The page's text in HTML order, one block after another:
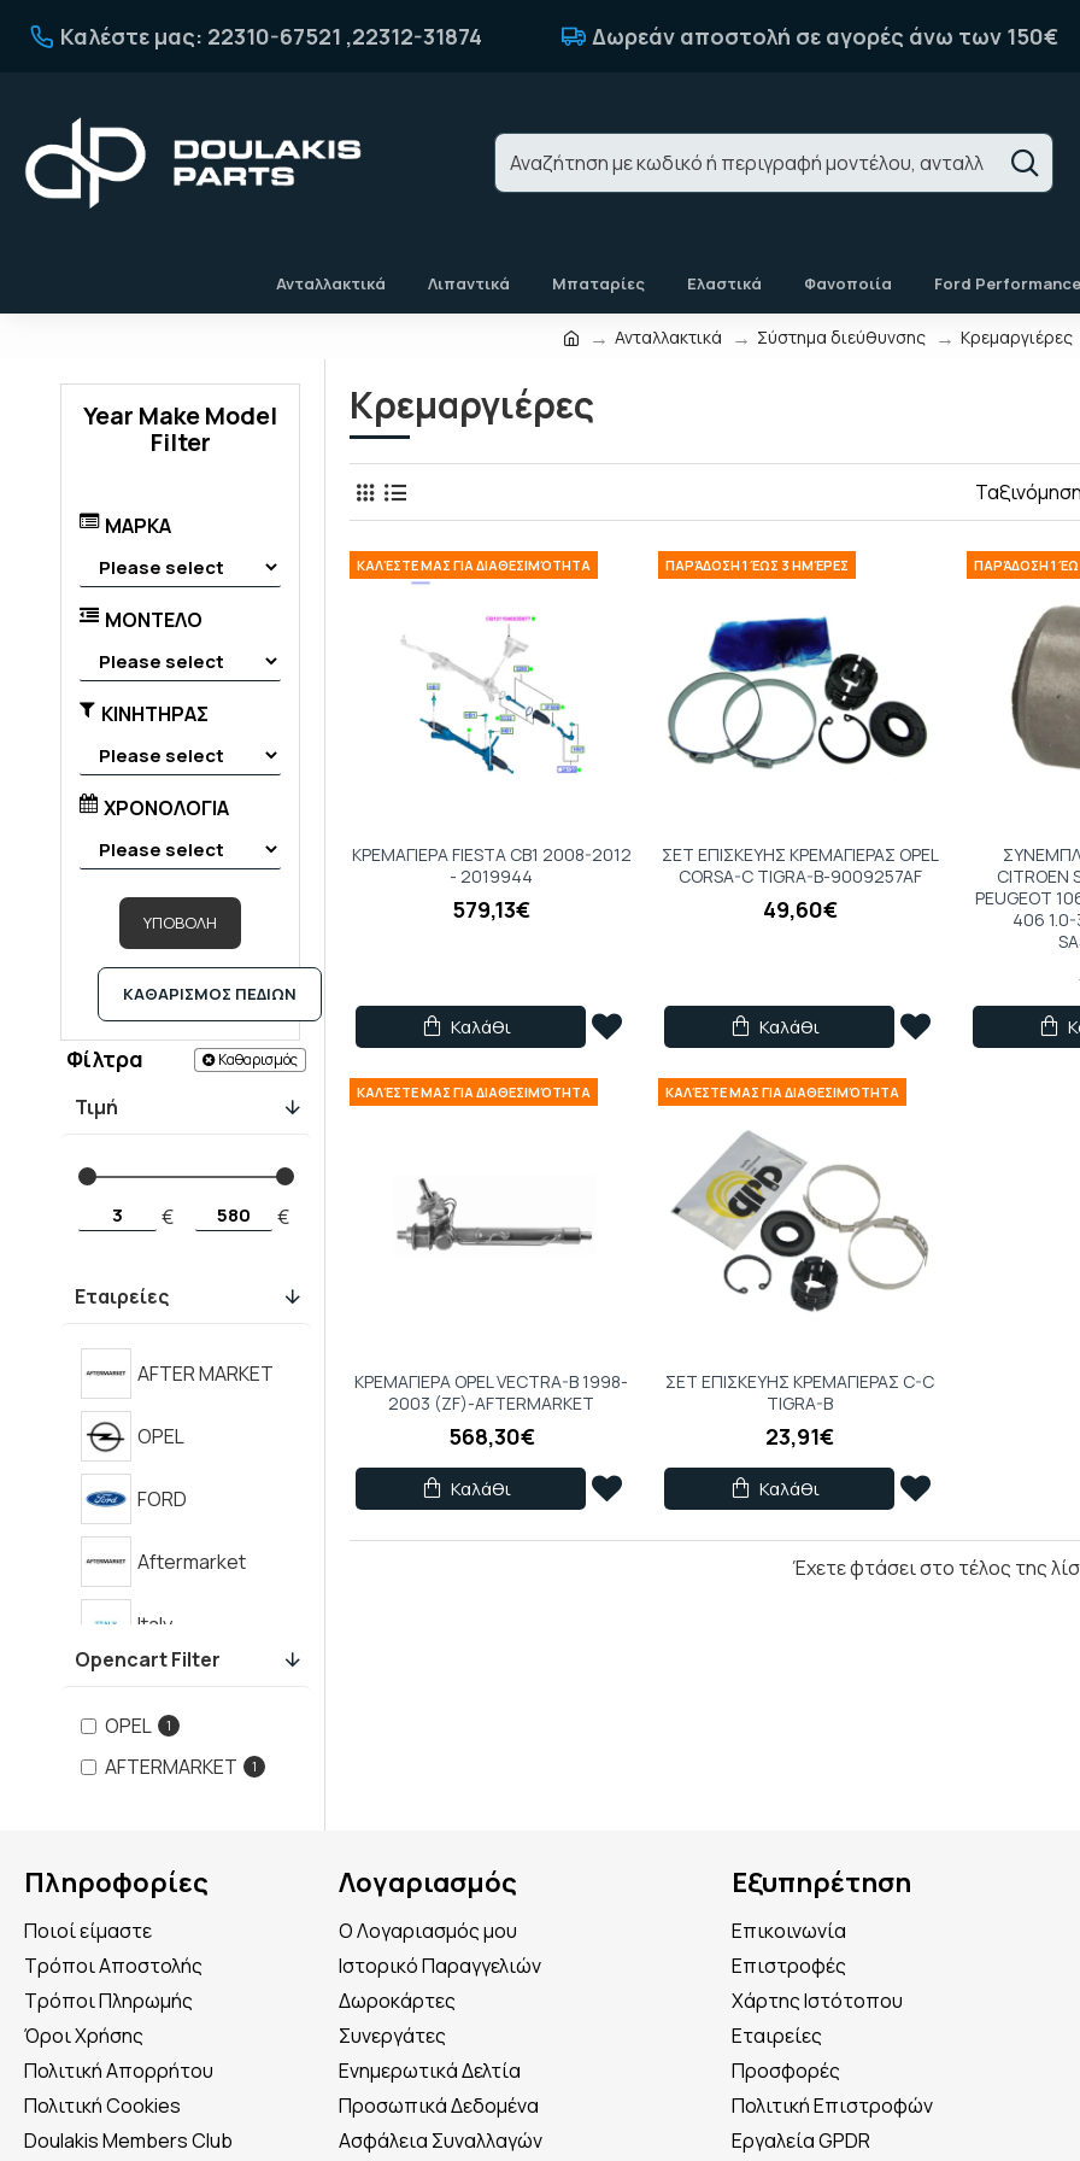
Καλέστε μας: 22310-67521 ,22312-31874 Δωρεάν αποστολή σε αγορές άνω των 150€
Ανταλλακτικά Λιπαντικά Μπαταρίες Ελαστικά Φανοποιία Ford Performance
Ανταλλακτικά Σύστημα διεύθυνσης Κρεμαργιέρες
Year Make Model
Filter
ΜΑΡΚΑ
ΜΟΝΤΕΛΟ
ΚΙΝΗΤΗΡΑΣ
ΧΡΟΝΟΛΟΓΙΑ
ΥΠΟΒΟΛΗ
ΚΑΘΑΡΙΣΜΟΣ ΠΕΔΙΩΝ
Φίλτρα Καθαρισμός
Τιμή
€ €
Εταιρείες
AFTER MARKET
OPEL
FORD
Aftermarket
Italy
Opencart Filter
OPEL 1
AFTERMARKET 1
Κρεμαργιέρες
ΚΑΛΈΣΤΕ ΜΑΣ ΓΙΑ ΔΙΑΘΕΣΙΜΌΤΗΤΑ
ΚΡΕΜΑΓΙΕΡΑ FIESTA CB1 2008-2012
- 2019944
579,13€
Καλάθι
ΠΑΡΆΔΟΣΗ 1 ΈΩΣ 3 ΗΜΈΡΕΣ
ΣET EΠIΣKEYHΣ KPEMAΓIEPAΣ OPEL
CORSA-C TIGRA-B-9009257AF
49,60€
Καλάθι
ΠΑΡΆΔΟΣΗ 1
CITROEN
PEUGEOT
406
ΚΑΛΈΣΤΕ ΜΑΣ ΓΙΑ ΔΙΑΘΕΣΙΜΌΤΗΤΑ
ΚΡΕΜΑΓΙΕΡΑ OPEL VECTRA-B 1998-
2003 (ZF)-AFTERMARKET
568,30€
Καλάθι
ΚΑΛΈΣΤΕ ΜΑΣ ΓΙΑ ΔΙΑΘΕΣΙΜΌΤΗΤΑ
ΣET EΠIΣKEYHΣ KPEMAΓIEPAΣ C-C
TIGRA-B
23,91€
Καλάθι
Έχετε φτάσει στο τέλος της
Πληροφορίες
Ποιοί είμαστε
Τρόποι Αποστολής
Τρόποι Πληρωμής
Όροι Χρήσης
Πολιτική Απορρήτου
Πολιτική Cookies
Doulakis Members Club
Λογαριασμός
Ο Λογαριασμός μου
Ιστορικό Παραγγελιών
Δωροκάρτες
Συνεργάτες
Ενημερωτικά Δελτία
Προσωπικά Δεδομένα
Ασφάλεια Συναλλαγών
Εξυπηρέτηση
Επικοινωνία
Επιστροφές
Χάρτης Ιστότοπου
Εταιρείες
Προσφορές
Πολιτική Επιστροφών
Εργαλεία GPDR